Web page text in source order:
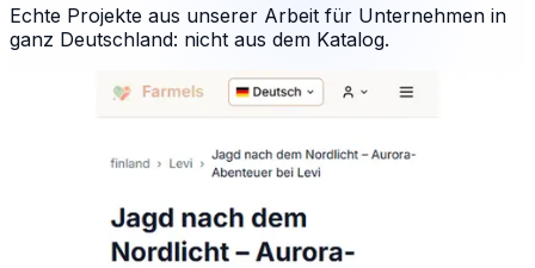
Echte Projekte aus unserer Arbeit für Unternehmen in
ganz Deutschland: nicht aus dem Katalog.